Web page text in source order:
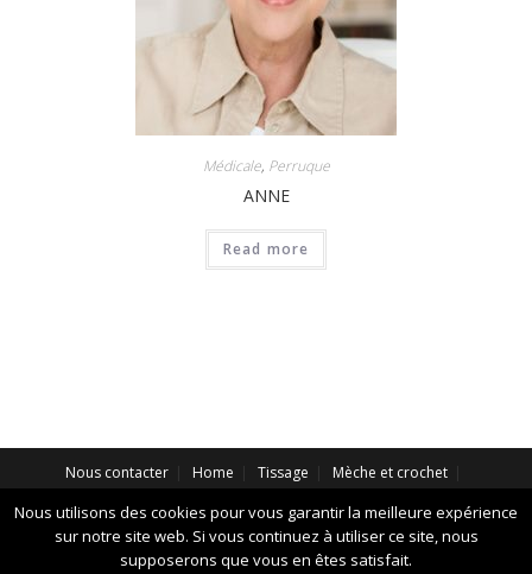
Médicale, Perruque
ANNE
Read more
Nous contacter Home Tissage
Mèche et crochet
Perruque Brésilienne
À propos de nous
Nuancier
Accessoires
SOINS CHEVEUX
CATALOGUE
Perruque naturel mixtes
BOUTIQUE PROBEL
Nous utilisons des cookies pour vous garantir la meilleure expérience
sur notre site web. Si vous continuez à utiliser ce site, nous
supposerons que vous en êtes satisfait.